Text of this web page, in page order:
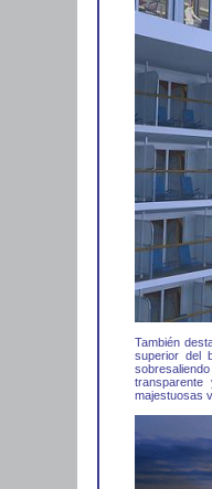
También
superior del
majestuosas